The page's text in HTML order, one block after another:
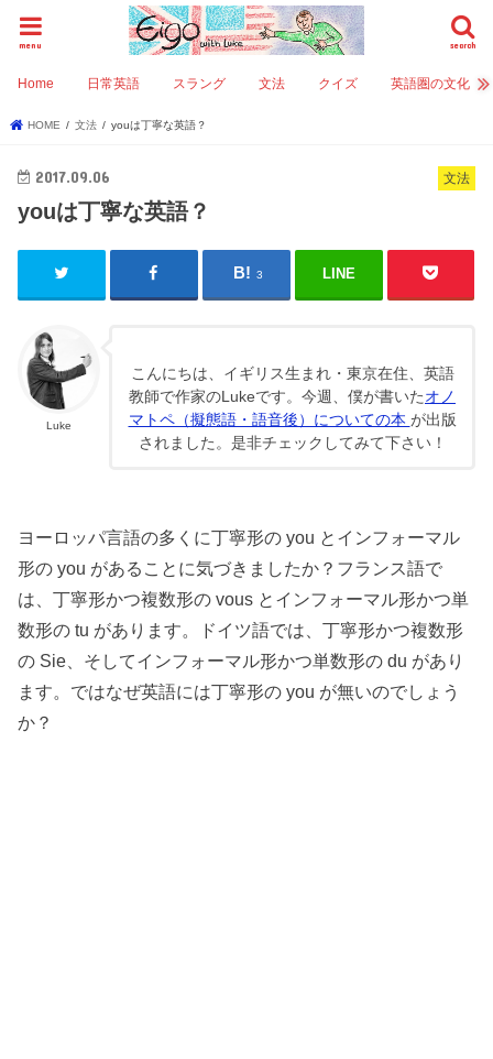
search
menu
Home 日常英語 スラング 文法 クイズ 英語圏の文化
HOME 文法 youは丁寧な英語？
文法
2017.09.06
youは丁寧な英語？
3 LINE
Luke
こんにちは、イギリス生まれ・東京在住、英語
教師で作家のLukeです。今週、僕が書いたオノ
マトペ（擬態語・語音後）についての本 が出版
されました。是非チェックしてみて下さい！
ヨーロッパ言語の多くに丁寧形の you とインフォーマル
形の you があることに気づきましたか？フランス語で
は、丁寧形かつ複数形の vous とインフォーマル形かつ単
数形の tu があります。ドイツ語では、丁寧形かつ複数形
の Sie、そしてインフォーマル形かつ単数形の du があり
ます。ではなぜ英語には丁寧形の you が無いのでしょう
か？